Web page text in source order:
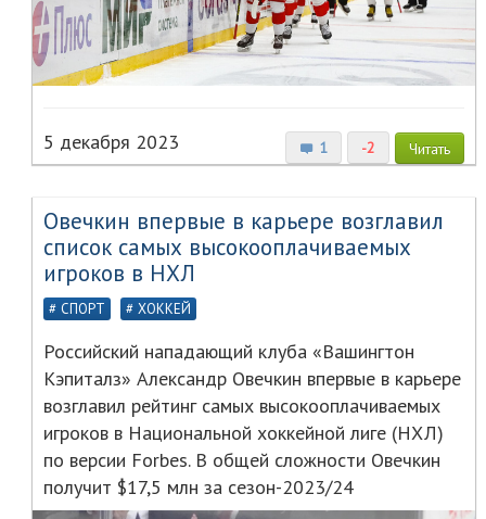
1 -2 Читать
5 декабря 2023
Овечкин впервые в карьере возглавил
список самых высокооплачиваемых
игроков в НХЛ
СПОРТ ХОККЕЙ
Российский нападающий клуба «Вашингтон
Кэпиталз» Александр Овечкин впервые в карьере
возглавил рейтинг самых высокооплачиваемых
игроков в Национальной хоккейной лиге (НХЛ)
по версии Forbes. В общей сложности Овечкин
получит $17,5 млн за сезон-2023/24